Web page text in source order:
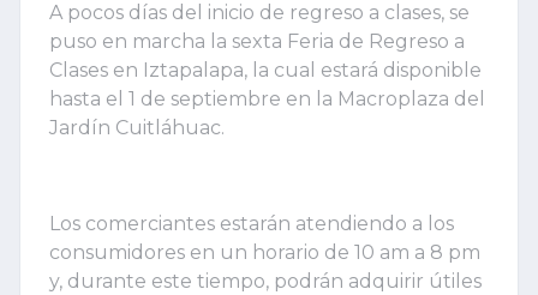
A pocos días del inicio de regreso a clases, se
puso en marcha la sexta Feria de Regreso a
Clases en Iztapalapa, la cual estará disponible
hasta el 1 de septiembre en la Macroplaza del
Jardín Cuitláhuac.
Los comerciantes estarán atendiendo a los
consumidores en un horario de 10 am a 8 pm
y, durante este tiempo, podrán adquirir útiles